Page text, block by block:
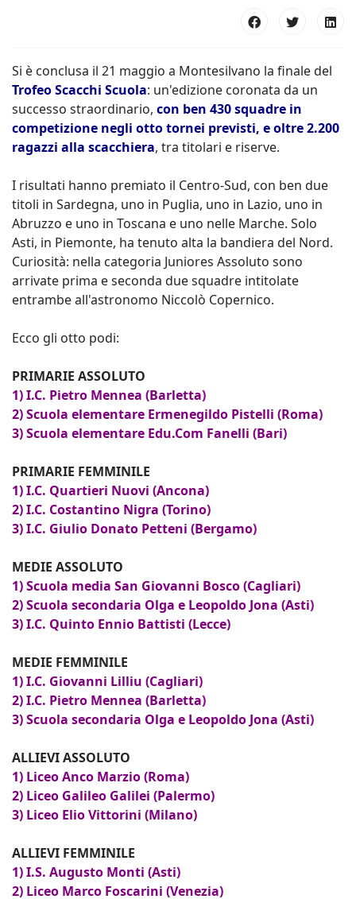
Si è conclusa il 21 maggio a Montesilvano la finale del
Trofeo Scacchi Scuola: un'edizione coronata da un
successo straordinario, con ben 430 squadre in
competizione negli otto tornei previsti, e oltre 2.200
ragazzi alla scacchiera, tra titolari e riserve.
I risultati hanno premiato il Centro-Sud, con ben due
titoli in Sardegna, uno in Puglia, uno in Lazio, uno in
Abruzzo e uno in Toscana e uno nelle Marche. Solo
Asti, in Piemonte, ha tenuto alta la bandiera del Nord.
Curiosità: nella categoria Juniores Assoluto sono
arrivate prima e seconda due squadre intitolate
entrambe all'astronomo Niccolò Copernico.
Ecco gli otto podi:
PRIMARIE ASSOLUTO
1) I.C. Pietro Mennea (Barletta)
2) Scuola elementare Ermenegildo Pistelli (Roma)
3) Scuola elementare Edu.Com Fanelli (Bari)
PRIMARIE FEMMINILE
1) I.C. Quartieri Nuovi (Ancona)
2) I.C. Costantino Nigra (Torino)
3) I.C. Giulio Donato Petteni (Bergamo)
MEDIE ASSOLUTO
1) Scuola media San Giovanni Bosco (Cagliari)
2) Scuola secondaria Olga e Leopoldo Jona (Asti)
3) I.C. Quinto Ennio Battisti (Lecce)
MEDIE FEMMINILE
1) I.C. Giovanni Lilliu (Cagliari)
2) I.C. Pietro Mennea (Barletta)
3) Scuola secondaria Olga e Leopoldo Jona (Asti)
ALLIEVI ASSOLUTO
1) Liceo Anco Marzio (Roma)
2) Liceo Galileo Galilei (Palermo)
3) Liceo Elio Vittorini (Milano)
ALLIEVI FEMMINILE
1) I.S. Augusto Monti (Asti)
2) Liceo Marco Foscarini (Venezia)